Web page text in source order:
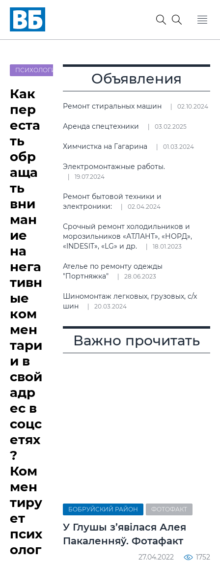
ПСИХОЛОГИЯ
Как
пер
еста
ть
обр
аща
ть
вни
ман
ие
на
нега
тивн
ые
ком
мен
тари
и в
свой
адр
ес в
соцс
етях
?
Ком
мен
тиру
ет
псих
олог
Объявления
Ремонт стиральных машин 02.10.2024
Аренда спецтехники 03.02.2025
Химчистка на Гагарина 01.03.2024
Электромонтажные работы.
19.07.2024
Ремонт бытовой техники и
электроники:
02.04.2024
Срочный ремонт холодильников и
морозильников «АТЛАНТ», «НОРД»,
«INDESIT», «LG» и др.
18.01.2023
Ателье по ремонту одежды
"Портняжка"
28.06.2023
Шиномонтаж легковых, грузовых, с/х
шин
20.03.2024
Важно прочитать
БОБРУЙСКИЙ РАЙОН ФОТОФАКТ
У Глушы з’явілася Алея
Пакаленняў. Фотафакт
27.04.2022 1752